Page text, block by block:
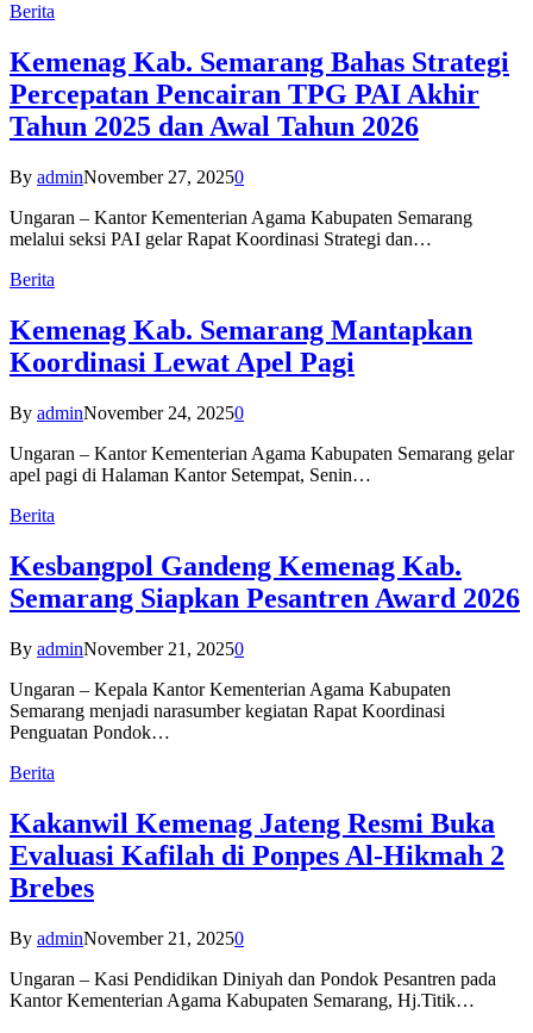
Berita
Kemenag Kab. Semarang Bahas Strategi
Percepatan Pencairan TPG PAI Akhir
Tahun 2025 dan Awal Tahun 2026
By adminNovember 27, 20250
Ungaran – Kantor Kementerian Agama Kabupaten Semarang
melalui seksi PAI gelar Rapat Koordinasi Strategi dan…
Berita
Kemenag Kab. Semarang Mantapkan
Koordinasi Lewat Apel Pagi
By adminNovember 24, 20250
Ungaran – Kantor Kementerian Agama Kabupaten Semarang gelar
apel pagi di Halaman Kantor Setempat, Senin…
Berita
Kesbangpol Gandeng Kemenag Kab.
Semarang Siapkan Pesantren Award 2026
By adminNovember 21, 20250
Ungaran – Kepala Kantor Kementerian Agama Kabupaten
Semarang menjadi narasumber kegiatan Rapat Koordinasi
Penguatan Pondok…
Berita
Kakanwil Kemenag Jateng Resmi Buka
Evaluasi Kafilah di Ponpes Al-Hikmah 2
Brebes
By adminNovember 21, 20250
Ungaran – Kasi Pendidikan Diniyah dan Pondok Pesantren pada
Kantor Kementerian Agama Kabupaten Semarang, Hj.Titik…